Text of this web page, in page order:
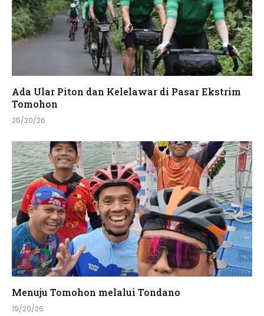
Ada Ular Piton dan Kelelawar di Pasar Ekstrim
Tomohon
25/20/26
Menuju Tomohon melalui Tondano
19/20/26